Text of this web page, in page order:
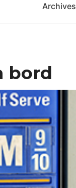
Archives
bord